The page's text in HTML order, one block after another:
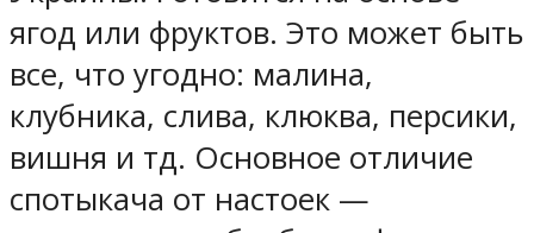
ягод или фруктов. Это может быть
все, что угодно: малина,
клубника, слива, клюква, персики,
вишня и тд. Основное отличие
спотыкача от настоек —